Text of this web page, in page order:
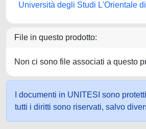
Università degli Studi L'Orientale
File in questo prodotto:
Non ci sono file associati a questo
I documenti in UNITESI sono
tutti i diritti sono riservati, salvo